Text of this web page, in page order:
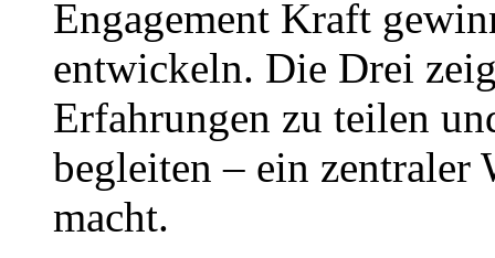
Engagement Kraft
entwickeln. Die Drei
Erfahrungen zu teilen
begleiten – ein zentraler
macht.